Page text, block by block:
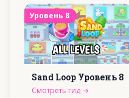
Уровень 8
Sand Loop Уровень 8
Смотреть гид →